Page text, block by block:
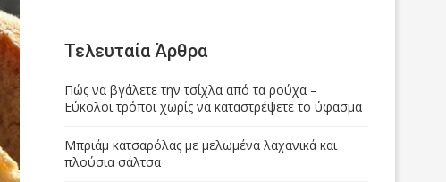
Τελευταία Άρθρα
Πώς να βγάλετε την τσίχλα από τα ρούχα –
Εύκολοι τρόποι χωρίς να καταστρέψετε το ύφασμα
Μπριάμ κατσαρόλας με μελωμένα λαχανικά και
πλούσια σάλτσα